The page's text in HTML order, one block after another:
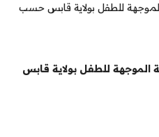
الموجهة للطفل بولاية قابس حسب
الموجهة للطفل بولاية قابس